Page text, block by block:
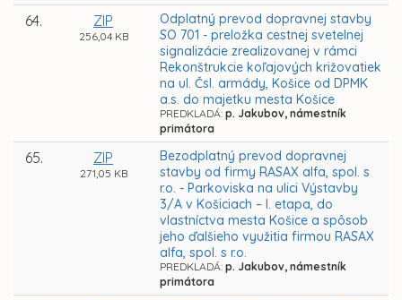
64. ZIP
256,04 KB
Odplatný prevod dopravnej stavby
SO 701 - preložka cestnej svetelnej
signalizácie zrealizovanej v rámci
Rekonštrukcie koľajových križovatiek
na ul. Čsl. armády, Košice od DPMK
a.s. do majetku mesta Košice
PREDKLADÁ: p. Jakubov, námestník
primátora
65. ZIP
271,05 KB
Bezodplatný prevod dopravnej
stavby od firmy RASAX alfa, spol. s
r.o. - Parkoviska na ulici Výstavby
3/A v Košiciach – I. etapa, do
vlastníctva mesta Košice a spôsob
jeho ďalšieho využitia firmou RASAX
alfa, spol. s r.o.
PREDKLADÁ: p. Jakubov, námestník
primátora